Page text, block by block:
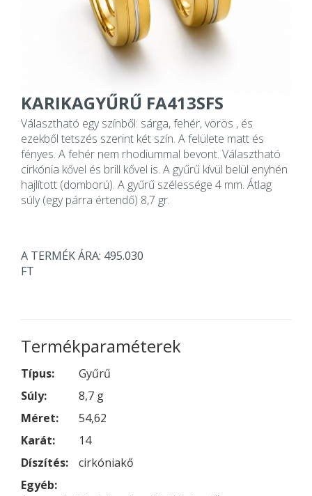
KARIKAGYŰRŰ FA413SFS
Választható egy színből: sárga, fehér, vörös , és
ezekből tetszés szerint két szín. A felülete matt és
fényes. A fehér nem rhodiummal bevont. Választható
cirkónia kővel és brill kővel is. A gyűrű kívül belül enyhén
hajlított (domború). A gyűrű szélessége 4 mm. Átlag
súly (egy párra értendő) 8,7 gr.
A TERMÉK ÁRA: 495.030
FT
Termékparaméterek
Típus:
Gyűrű
Súly:
8,7 g
Méret:
54,62
Karát:
14
Díszítés:
cirkóniakő
Egyéb: